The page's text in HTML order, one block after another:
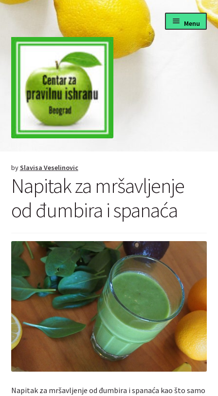
navigation
content
Menu
Fitnes i dijete
Zdrava hrana recepti
bySlavisa Veselinovic
Napitak za mršavljenje
od đumbira i spanaća
Napitak za mršavljenje od đumbira i spanaća kao što samo